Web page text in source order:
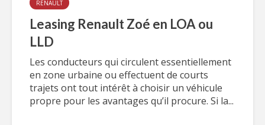
RENAULT
Leasing Renault Zoé en LOA ou
LLD
Les conducteurs qui circulent essentiellement
en zone urbaine ou effectuent de courts
trajets ont tout intérêt à choisir un véhicule
propre pour les avantages qu’il procure. Si la...